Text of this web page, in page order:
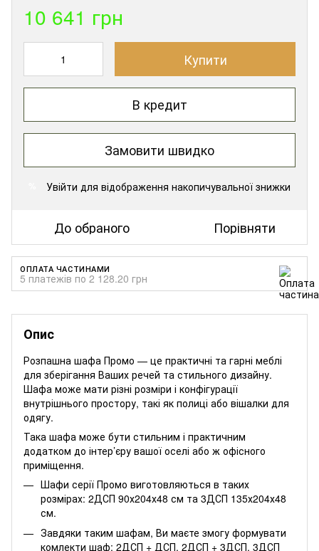
10 641 грн
Купити
В кредит
Замовити швидко
Увійти для відображення накопичувальної знижки
До обраного Порівняти
ОПЛАТА ЧАСТИНАМИ
5 платежів по 2 128.20 грн
Опис
Розпашна шафа Промо — це практичні та гарні меблі
для зберігання Ваших речей та стильного дизайну.
Шафа може мати різні розміри і конфігурації
внутрішнього простору, такі як полиці або вішалки для
одягу.
Така шафа може бути стильним і практичним
додатком до інтер’єру вашої оселі або ж офісного
приміщення.
Шафи серії Промо виготовляються в таких
розмірах: 2ДСП 90х204х48 см та 3ДСП 135х204х48
см.
Завдяки таким шафам, Ви маєте змогу формувати
комлекти шаф: 2ДСП + ДСП, 2ДСП + 3ДСП, 3ДСП